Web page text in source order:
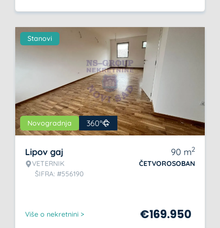
Stanovi
Novogradnja 360°
Lipov gaj
VETERNIK
ŠIFRA: #556190
90 m2
ČETVOROSOBAN
Više o nekretnini > €169.950